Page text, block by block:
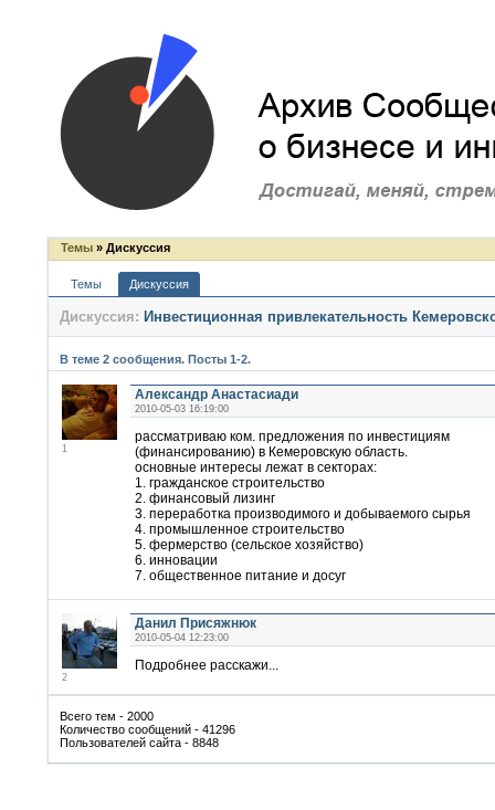
Темы » Дискуссия
Темы Дискуссия
Дискуссия: Инвестиционная привлекательность
В теме 2 сообщения. Посты 1-2.
1
Александр Анастасиади
2010-05-03 16:19:00
рассматриваю ком. предложения по инвестициям
(финансированию) в Кемеровскую область.
основные интересы лежат в секторах:
1. гражданское строительство
2. финансовый лизинг
3. переработка производимого и добываемого сырья
4. промышленное строительство
5. фермерство (сельское хозяйство)
6. инновации
7. общественное питание и досуг
2
Данил Присяжнюк
2010-05-04 12:23:00
Подробнее расскажи...
Всего тем - 2000
Количество сообщений - 41296
Пользователей сайта - 8848